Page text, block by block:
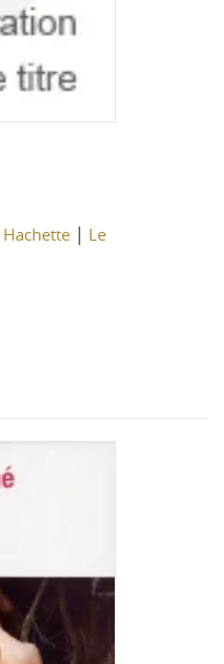
Hachette| Le